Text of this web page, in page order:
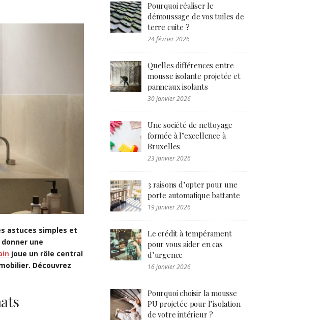
astuces simples et
une
joue un rôle central
Découvrez
Pourquoi réaliser le
démoussage de vos tuiles de
terre cuite ?
24 février 2026
Quelles différences entre
mousse isolante projetée et
panneaux isolants
30 janvier 2026
Une société de nettoyage
formée à l’excellence à
Bruxelles
23 janvier 2026
3 raisons d’opter pour une
porte automatique battante
19 janvier 2026
Le crédit à tempérament
pour vous aider en cas
d’urgence
16 janvier 2026
Pourquoi choisir la mousse
PU projetée pour l’isolation
de votre intérieur ?